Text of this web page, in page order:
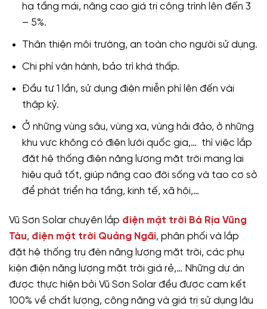
hạ tầng mái, nâng cao giá trị công trình lên đến 3
– 5%.
Thân thiện môi trường, an toàn cho người sử dụng.
Chi phí vận hành, bảo trì khá thấp.
Đầu tư 1 lần, sử dụng điện miễn phí lên đến vài
thập kỷ.
Ở những vùng sâu, vùng xa, vùng hải đảo, ở những
khu vực không có điện lưới quốc gia,… thì việc lắp
đặt hệ thống điện năng lượng mặt trời mang lại
hiệu quả tốt, giúp nâng cao đời sống và tạo cơ sở
để phát triển hạ tầng, kinh tế, xã hội,…
Vũ Sơn Solar chuyên lắp điện mặt trời Bà Rịa Vũng
Tàu, điện mặt trời Quảng Ngãi, phân phối và lắp
đặt hệ thống trụ đèn năng lượng mặt trời, các phụ
kiện điện năng lượng mặt trời giá rẻ,… Những dự án
được thực hiện bởi Vũ Sơn Solar đều được cam kết
100% về chất lượng, công năng và giá trị sử dụng lâu